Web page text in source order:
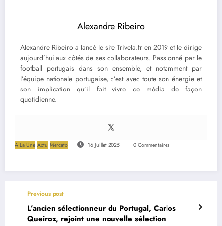
Alexandre Ribeiro
Alexandre Ribeiro a lancé le site Trivela.fr en 2019 et le dirige
aujourd’hui aux côtés de ses collaborateurs. Passionné par le
football portugais dans son ensemble, et notamment par
l’équipe nationale portugaise, c’est avec toute son énergie et
son implication qu’il fait vivre ce média de façon
quotidienne.
A La Une Actu Mercato 16 Juillet 2025 0 Commentaires
Previous post
L’ancien sélectionneur du Portugal, Carlos
Queiroz, rejoint une nouvelle sélection